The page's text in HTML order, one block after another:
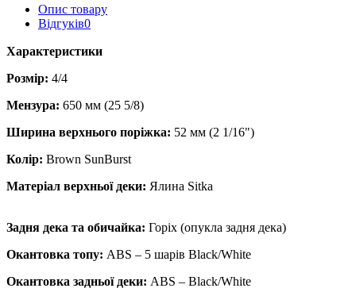
Опис товару
Відгуків0
Характеристики
Розмір: 4/4
Мензура: 650 мм (25 5/8)
Ширина верхнього поріжка: 52 мм (2 1/16")
Колір: Brown SunBurst
Матеріал верхньої деки: Ялина Sitka
Задня дека та обичайка: Горіх (опукла задня дека)
Окантовка топу: ABS – 5 шарів Black/White
Окантовка задньої деки: ABS – Black/White